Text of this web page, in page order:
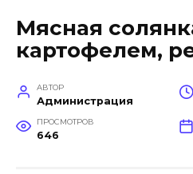
Мясная
картофелем,
АВТОР
Администрация
ПРОСМОТРОВ
646